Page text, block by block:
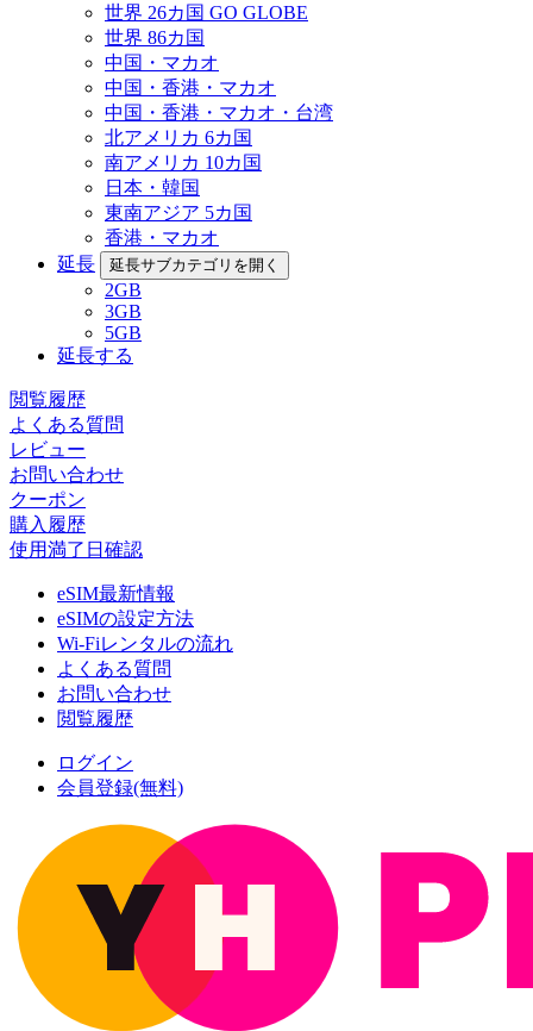
世界 26カ国 GO GLOBE
世界 86カ国
中国・マカオ
中国・香港・マカオ
中国・香港・マカオ・台湾
北アメリカ 6カ国
南アメリカ 10カ国
日本・韓国
東南アジア 5カ国
香港・マカオ
延長
延長サブカテゴリを開く
2GB
3GB
5GB
延長する
閲覧履歴
よくある質問
レビュー
お問い合わせ
クーポン
購入履歴
使用満了日確認
eSIM最新情報
eSIMの設定方法
Wi-Fiレンタルの流れ
よくある質問
お問い合わせ
閲覧履歴
ログイン
会員登録(無料)